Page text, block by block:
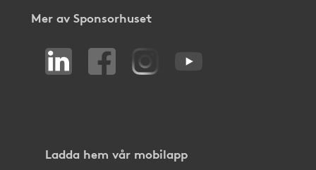
Mer av Sponsorhuset
Ladda hem vår mobilapp